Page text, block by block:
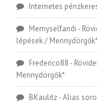
Internetes
Memyselfandi -
lépések / Mennydörgők*
Frederico88 -
Mennydörgők*
BKaulitz-Alias